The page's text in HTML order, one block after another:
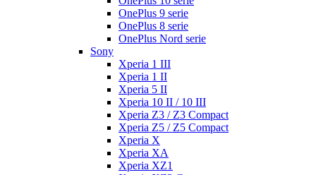
OnePlus 9 serie
OnePlus 8 serie
OnePlus Nord serie
Sony
Xperia 1 III
Xperia 1 II
Xperia 5 II
Xperia 10 II / 10 III
Xperia Z3 / Z3 Compact
Xperia Z5 / Z5 Compact
Xperia X
Xperia XA
Xperia XZ1